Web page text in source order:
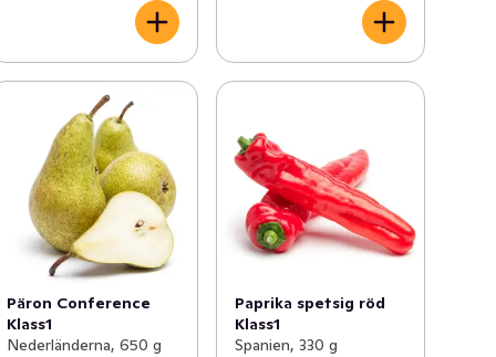
Päron Conference
Klass1
Nederländerna, 650 g
Paprika spetsig röd
Klass1
Spanien, 330 g